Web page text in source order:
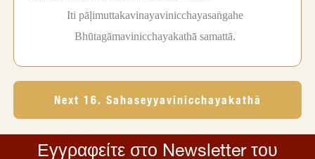
Iti pāḷimuttakavinayavinicchayasaṅgahe
Bhūtagāmavinicchayakathā samattā.
Next 16. Sahaseyyavinicchayakathā
Εγγραφείτε στο Newsletter του